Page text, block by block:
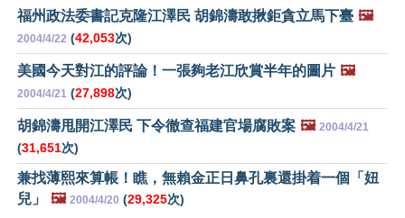
福州政法委書記克隆江澤民 胡錦濤敢揪鉅貪立馬下臺 🖼️
2004/4/22 (42,053次)
美國今天對江的評論！一張夠老江欣賞半年的圖片 🖼️
2004/4/21 (27,898次)
胡錦濤甩開江澤民 下令徹查福建官場腐敗案 🖼️ 2004/4/21
(31,651次)
兼找薄熙來算帳！瞧，無賴金正日鼻孔裏還掛着一個「妞
兒」
🖼️ 2004/4/20 (29,325次)